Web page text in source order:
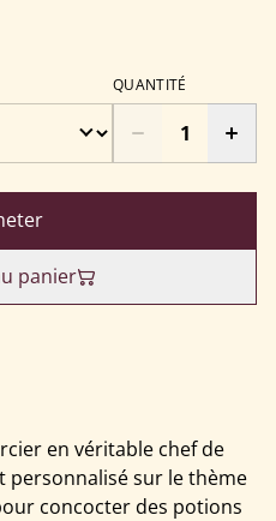
QUANTITÉ
panier
en véritable chef de
personnalisé sur le thème
concocter des potions